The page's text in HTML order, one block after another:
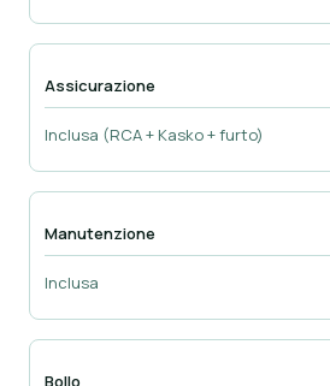
Assicurazione
Inclusa (RCA + Kasko + furto)
Manutenzione
Inclusa
Bollo